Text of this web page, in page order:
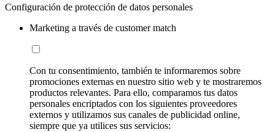
Configuración de protección de datos personales
Marketing a través de customer match
Con tu consentimiento, también te informaremos sobre
promociones externas en nuestro sitio web y te mostraremos
productos relevantes. Para ello, comparamos tus datos
personales encriptados con los siguientes proveedores
externos y utilizamos sus canales de publicidad online,
siempre que ya utilices sus servicios: